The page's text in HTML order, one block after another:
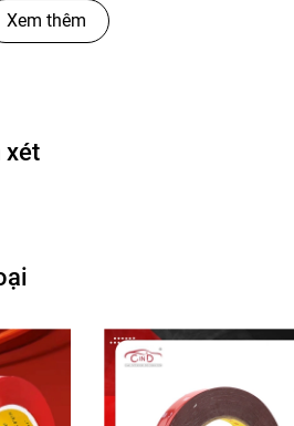
đàn hồi tốt.
muốn thì Băng keo 2 mặt
chính là sự lựa chọn
Xem thêm
xét